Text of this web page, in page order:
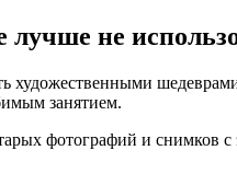
не
занятием.
фотографий и снимков с